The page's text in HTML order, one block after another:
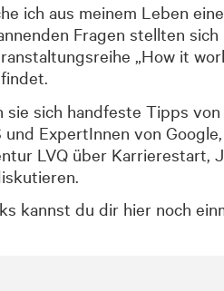
ich aus meinem Leben
Fragen stellten
„How it
sich handfeste Tipps
und ExpertInnen von
LVQ über
kannst du dir hier noch